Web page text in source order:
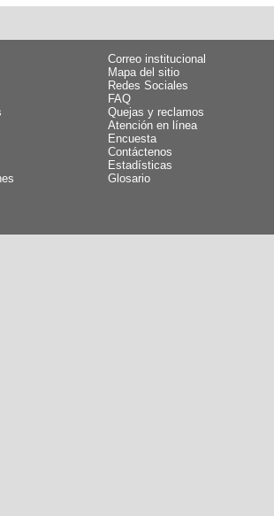
Correo institucional
Mapa del sitio
Redes Sociales
FAQ
Quejas y reclamos
Atención en línea
Encuesta
Contáctenos
Estadísticas
Glosario